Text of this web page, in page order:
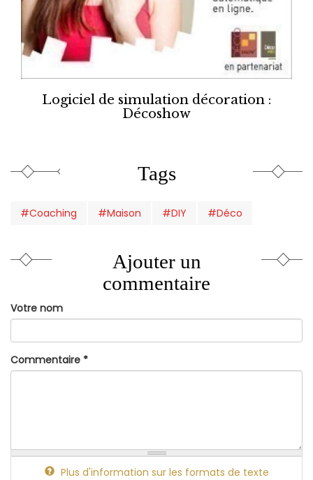
Logiciel de simulation décoration :
Décoshow
Tags
#Coaching #Maison #DIY #Déco
Ajouter un
commentaire
Votre nom
Commentaire *
Plus d'information sur les formats de texte